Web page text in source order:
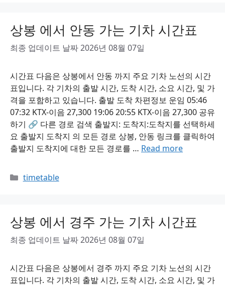
상봉 에서 안동 가는 기차 시간표
최종 업데이트 날짜 2026년 08월 07일
시간표 다음은 상봉에서 안동 까지 주요 기차 노선의 시간
표입니다. 각 기차의 출발 시간, 도착 시간, 소요 시간, 및 가
격을 포함하고 있습니다. 출발 도착 차편정보 운임 05:46
07:32 KTX-이음 27,300 19:06 20:55 KTX-이음 27,300 공유
하기 🔗 다른 경로 검색 출발지: 도착지:도착지를 선택하세
요 출발지 도착지 의 모든 경로 상봉, 안동 링크를 클릭하여
출발지 도착지에 대한 모든 경로를 … Read more
Categories
timetable
상봉 에서 경주 가는 기차 시간표
최종 업데이트 날짜 2026년 08월 07일
시간표 다음은 상봉에서 경주 까지 주요 기차 노선의 시간
표입니다. 각 기차의 출발 시간, 도착 시간, 소요 시간, 및 가